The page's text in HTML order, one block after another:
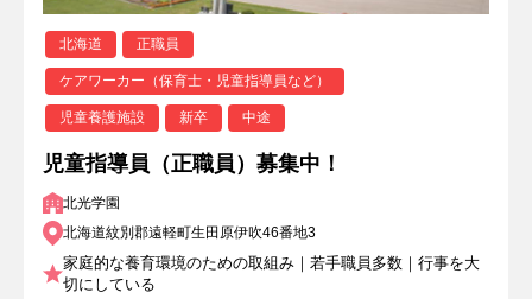
北海道 正職員
ケアワーカー（保育士・児童指導員など）
児童養護施設 新卒 中途
児童指導員（正職員）募集中！
北光学園
北海道紋別郡遠軽町生田原伊吹46番地3
家庭的な養育環境のための取組み｜若手職員多数｜行事を大
切にしている